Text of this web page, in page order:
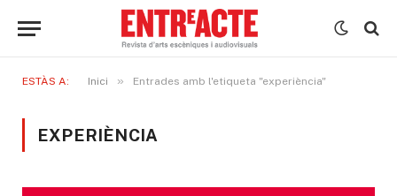
ESTÀS A: Inici » Entrades amb l'etiqueta "experiència"
EXPERIÈNCIA